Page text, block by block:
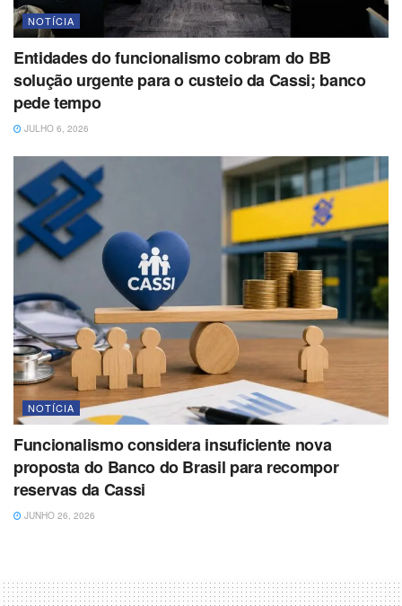
NOTÍCIA
Entidades do funcionalismo cobram do BB
solução urgente para o custeio da Cassi; banco
pede tempo
JULHO 6, 2026
NOTÍCIA
Funcionalismo considera insuficiente nova
proposta do Banco do Brasil para recompor
reservas da Cassi
JUNHO 26, 2026